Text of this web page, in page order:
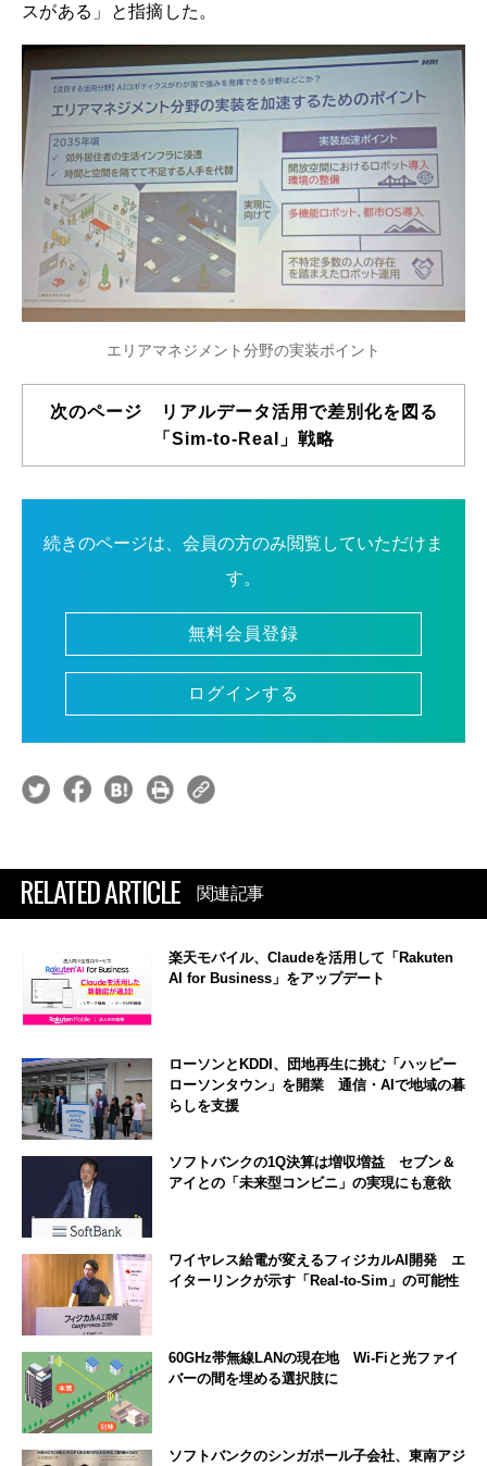
スがある」と指摘した。
エリアマネジメント分野の実装ポイント
次のページ リアルデータ活用で差別化を図る
「Sim-to-Real」戦略
続きのページは、会員の方のみ閲覧していただけま
す。
無料会員登録
ログインする
RELATED ARTICLE 関連記事
楽天モバイル、Claudeを活用して「Rakuten
AI for Business」をアップデート
ローソンとKDDI、団地再生に挑む「ハッピー
ローソンタウン」を開業 通信・AIで地域の暮
らしを支援
ソフトバンクの1Q決算は増収増益 セブン＆
アイとの「未来型コンビニ」の実現にも意欲
ワイヤレス給電が変えるフィジカルAI開発 エ
イターリンクが示す「Real-to-Sim」の可能性
60GHz帯無線LANの現在地 Wi-Fiと光ファイ
バーの間を埋める選択肢に
ソフトバンクのシンガポール子会社、東南アジ